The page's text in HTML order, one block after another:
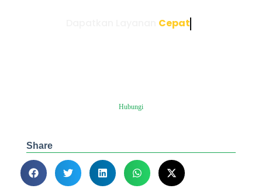
Dapatkan LayananCepat
Hubungi
Share